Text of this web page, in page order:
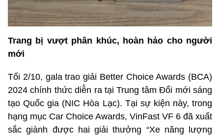
Trang bị vượt phân khúc, hoàn hảo cho người
mới
Tối 2/10, gala trao giải Better Choice Awards (BCA)
2024 chính thức diễn ra tại Trung tâm Đổi mới sáng
tạo Quốc gia (NIC Hòa Lạc). Tại sự kiện này, trong
hạng mục Car Choice Awards, VinFast VF 6 đã xuất
sắc giành được hai giải thưởng “Xe năng lượng